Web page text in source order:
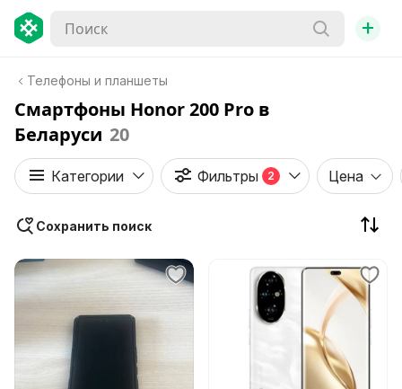
+
Телефоны и планшеты
Смартфоны Honor 200 Pro в
Беларуси 20
Категории Фильтры 2 Цена
Сохранить поиск